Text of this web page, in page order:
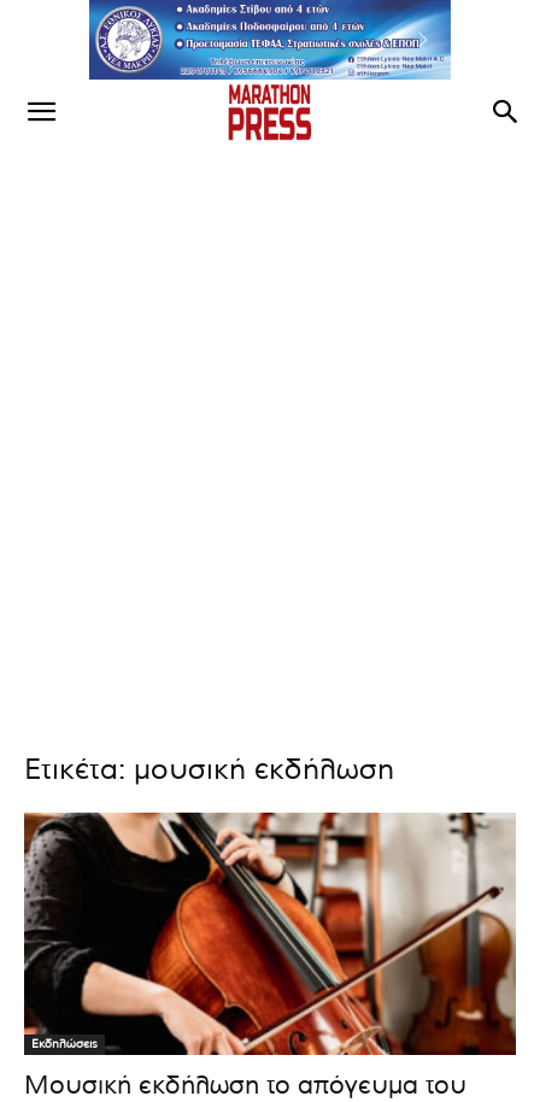
Ετικέτα: μουσική εκδήλωση
Εκδηλώσεις
Μουσική εκδήλωση το απόγευμα του